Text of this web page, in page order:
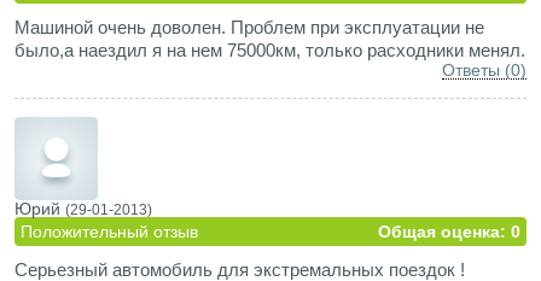
Машиной очень доволен. Проблем при эксплуатации не
было,а наездил я на нем 75000км, только расходники менял.
Ответы (0)
Юрий (29-01-2013)
Положительный отзыв Общая оценка: 0
Серьезный автомобиль для экстремальных поездок !